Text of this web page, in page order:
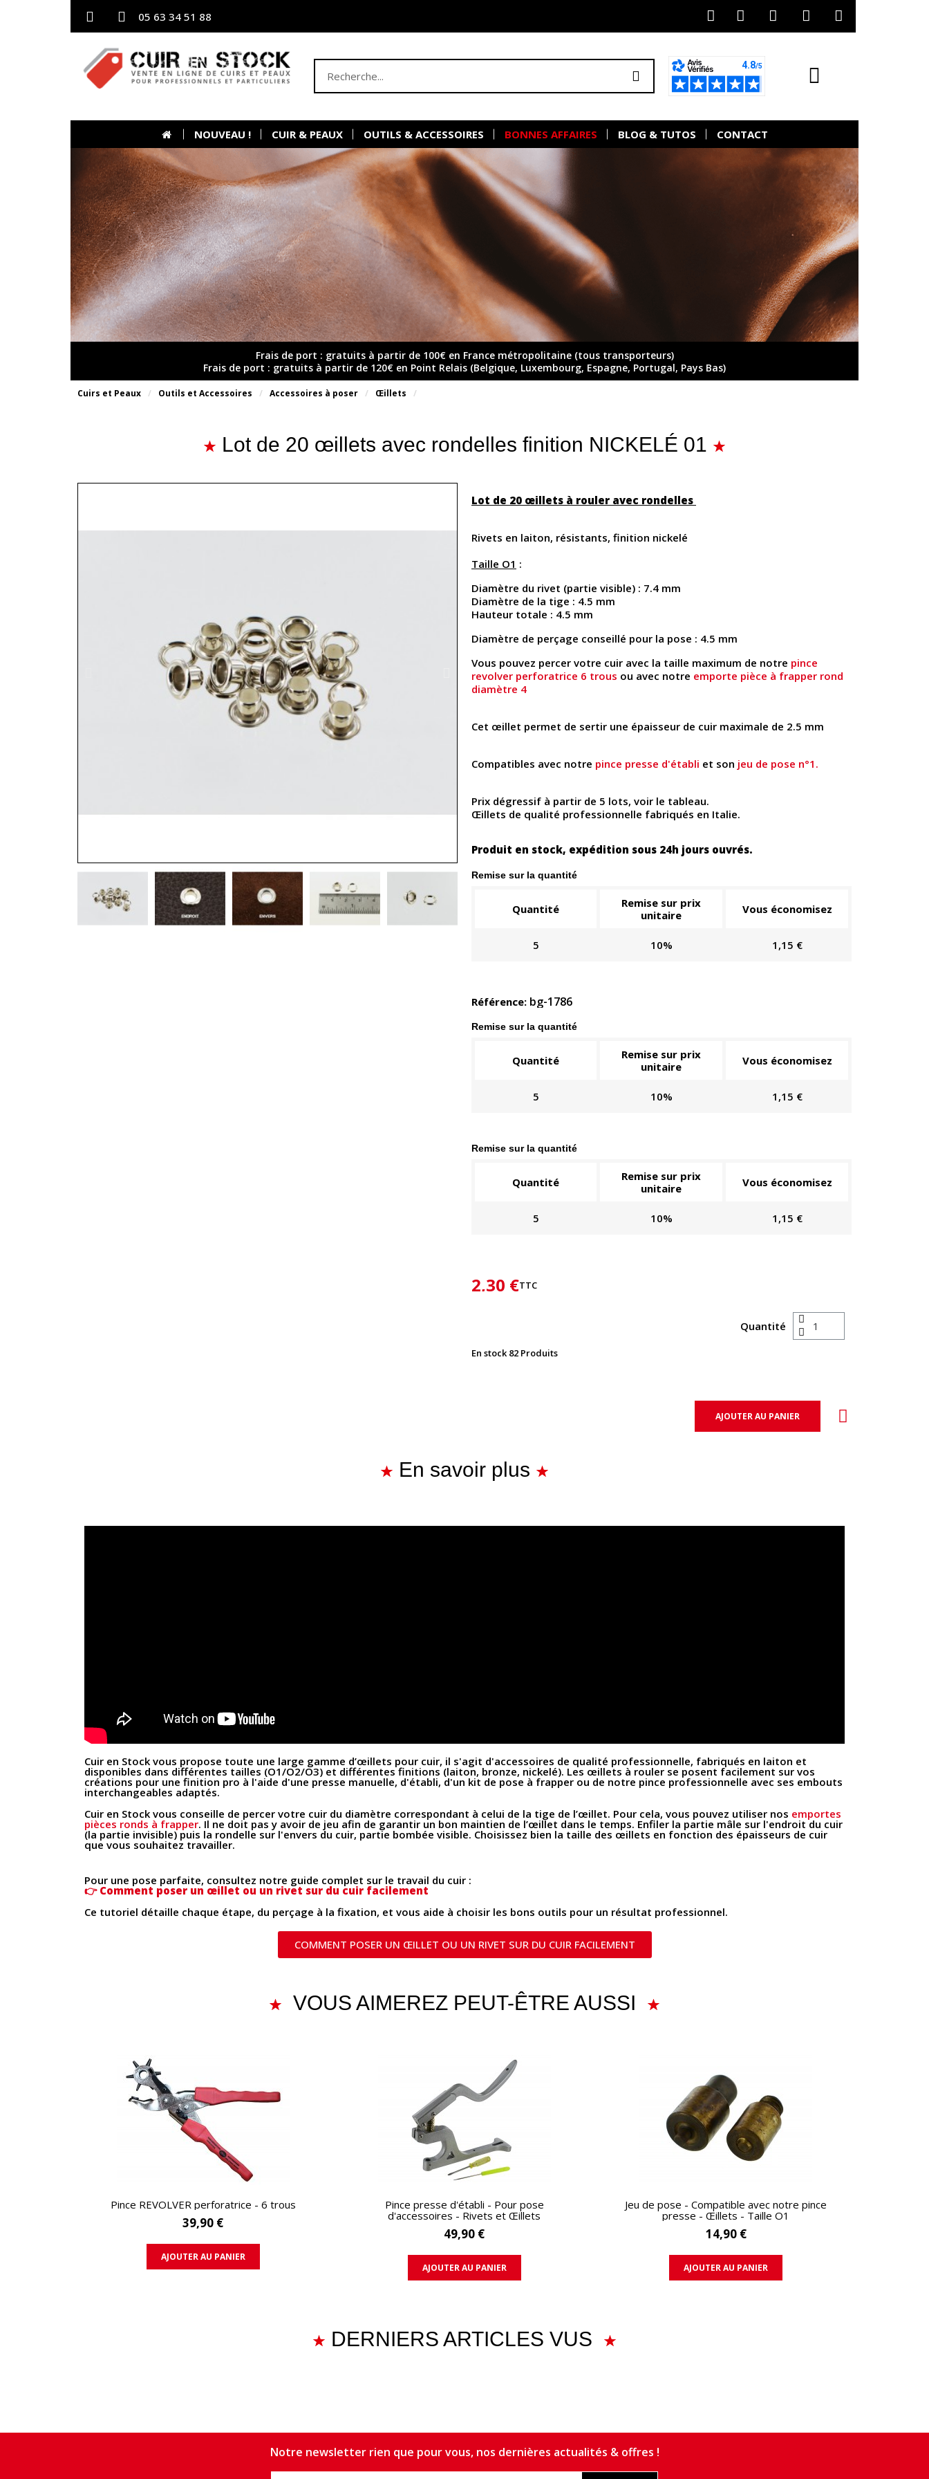
05 63 34 51 88
NOUVEAU ! CUIR & PEAUX OUTILS & ACCESSOIRES BONNES AFFAIRES BLOG & TUTOS CONTACT
Frais de port : gratuits à partir de 100€ en France métropolitaine (tous transporteurs)
Frais de port : gratuits à partir de 120€ en Point Relais (Belgique, Luxembourg, Espagne, Portugal, Pays Bas)
Cuirs et Peaux Outils et Accessoires Accessoires à poser Œillets
Lot de 20 œillets avec rondelles finition NICKELÉ 01
Lot de 20 œillets à rouler avec rondelles
Rivets en laiton, résistants, finition nickelé
Taille O1 :
Diamètre du rivet (partie visible) : 7.4 mm
Diamètre de la tige : 4.5 mm
Hauteur totale : 4.5 mm
Diamètre de perçage conseillé pour la pose : 4.5 mm
Vous pouvez percer votre cuir avec la taille maximum de notre pince
revolver perforatrice 6 trous ou avec notre emporte pièce à frapper rond
diamètre 4
Cet œillet permet de sertir une épaisseur de cuir maximale de 2.5 mm
Compatibles avec notre pince presse d'établi et son jeu de pose n°1.
Prix dégressif à partir de 5 lots, voir le tableau.
Œillets de qualité professionnelle fabriqués en Italie.
Produit en stock, expédition sous 24h jours ouvrés.
Remise sur la quantité
Quantité
Remise sur prix
unitaire
Vous économisez
5 10% 1,15 €
Référence bg-1786
Remise sur la quantité
Quantité
Remise sur prix
unitaire
Vous économisez
5 10% 1,15 €
Remise sur la quantité
Quantité
Remise sur prix
unitaire
Vous économisez
5 10% 1,15 €
2,30 €TTC
Quantité
En stock 82 Produits
AJOUTER AU PANIER
En savoir plus
Cuir en Stock vous propose toute une large gamme d’œillets pour cuir, il s'agit d'accessoires de qualité professionnelle, fabriqués en laiton et
disponibles dans différentes tailles (O1/O2/O3) et différentes finitions (laiton, bronze, nickelé). Les œillets à rouler se posent facilement sur vos
créations pour une finition pro à l'aide d'une presse manuelle, d'établi, d'un kit de pose à frapper ou de notre pince professionnelle avec ses embouts
interchangeables adaptés.
Cuir en Stock vous conseille de percer votre cuir du diamètre correspondant à celui de la tige de l’œillet. Pour cela, vous pouvez utiliser nos emportes
pièces ronds à frapper. Il ne doit pas y avoir de jeu afin de garantir un bon maintien de l’œillet dans le temps. Enfiler la partie mâle sur l'endroit du cuir
(la partie invisible) puis la rondelle sur l'envers du cuir, partie bombée visible. Choisissez bien la taille des œillets en fonction des épaisseurs de cuir
que vous souhaitez travailler.
Pour une pose parfaite, consultez notre guide complet sur le travail du cuir :
👉 Comment poser un œillet ou un rivet sur du cuir facilement
Ce tutoriel détaille chaque étape, du perçage à la fixation, et vous aide à choisir les bons outils pour un résultat professionnel.
COMMENT POSER UN ŒILLET OU UN RIVET SUR DU CUIR FACILEMENT
VOUS AIMEREZ PEUT-ÊTRE AUSSI
APERÇU RAPIDE
Pince REVOLVER perforatrice - 6 trous
39,90 €
AJOUTER AU PANIER
APERÇU RAPIDE
Pince presse d'établi - Pour pose
d'accessoires - Rivets et Œillets
49,90 €
AJOUTER AU PANIER
APERÇU RAPIDE
Jeu de pose - Compatible avec notre pince
presse - Œillets - Taille O1
14,90 €
AJOUTER AU PANIER
DERNIERS ARTICLES VUS
Notre newsletter rien que pour vous, nos dernières actualités & offres !